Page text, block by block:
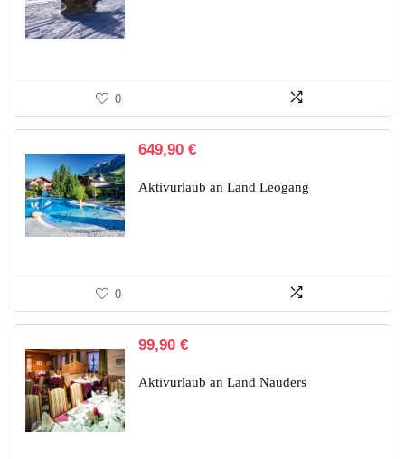
0
649,90 €
Aktivurlaub an Land Leogang
0
99,90 €
Aktivurlaub an Land Nauders